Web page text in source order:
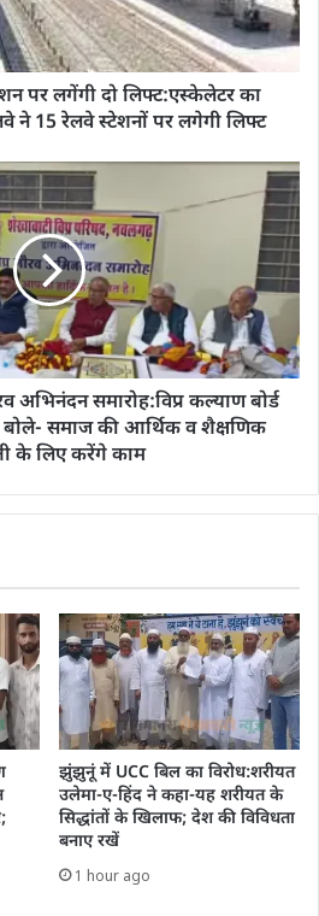
पर लगेंगी दो लिफ्ट:एस्केलेटर का
ने 15 रेलवे स्टेशनों पर लगेगी लिफ्ट
अभिनंदन समारोह:विप्र कल्याण बोर्ड
समाज की आर्थिक व शैक्षणिक
के लिए करेंगे काम
झुंझुनूं में UCC बिल का विरोध:शरीयत
उलेमा-ए-हिंद ने कहा-यह शरीयत के
सिद्धांतों के खिलाफ; देश की विविधता
बनाए रखें
1 hour ago